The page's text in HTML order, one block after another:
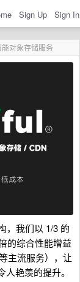
Sign Up Sign In
对象存储服务
，我们以 1/3 的
的综合性能增益
主流服务），让
艳羡的提升。